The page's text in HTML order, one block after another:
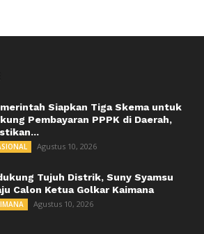
Siapkan Tiga Skema untuk
Pembayaran PPPK di Daerah,
Agustus 10, 2026
Tujuh Distrik, Suny Syamsu
Calon Ketua Golkar Kaimana
Agustus 10, 2026